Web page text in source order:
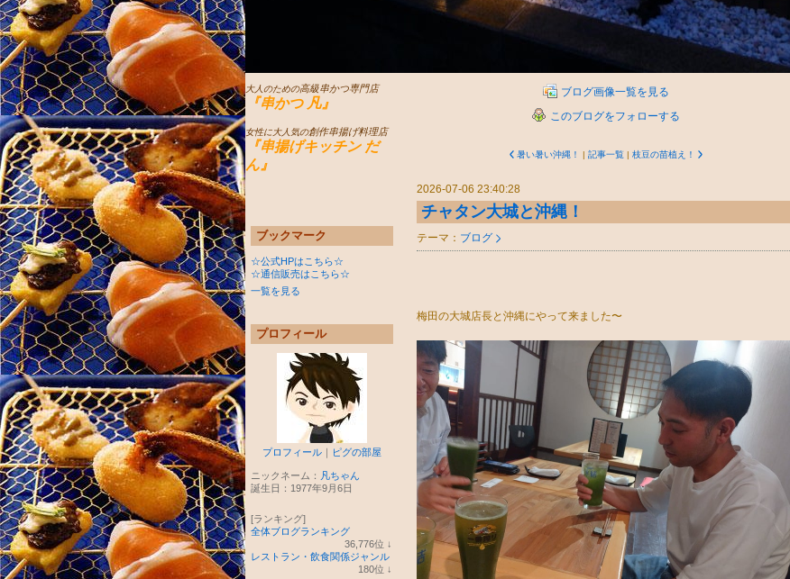
大人のための高級串かつ専門店
『串かつ 凡』
女性に大人気の創作串揚げ料理店
『串揚げキッチン だ
ん』
ブックマーク
☆公式HPはこちら☆
☆通信販売はこちら☆
一覧を見る
プロフィール
プロフィール ｜ ピグの部屋
ニックネーム： 凡ちゃん
誕生日： 1977年9月6日
[ランキング]
全体ブログランキング
36,776位 ↓
レストラン・飲食関係ジャンル
180位 ↓
ブログ画像一覧を見る
このブログをフォローする
暑い暑い沖縄！ | 記事一覧 | 枝豆の苗植え！
2026-07-06 23:40:28
チャタン大城と沖縄！
テーマ： ブログ
梅田の大城店長と沖縄にやって来ました〜